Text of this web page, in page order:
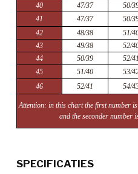
40
47/37 50/
41
47/37 50/
42
48/38 51/
43
49/38 52/
44
50/39 52/41
45
51/40 53/
46
52/41 54/
Attention: in this chart the first number
and the seconder number
SPECIFICATIES